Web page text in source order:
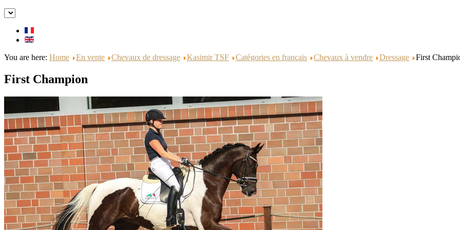
You are here: Home En vente Chevaux de dressage Kasimir TSF Catégories en français Chevaux à vendre Dressage First
First Champion